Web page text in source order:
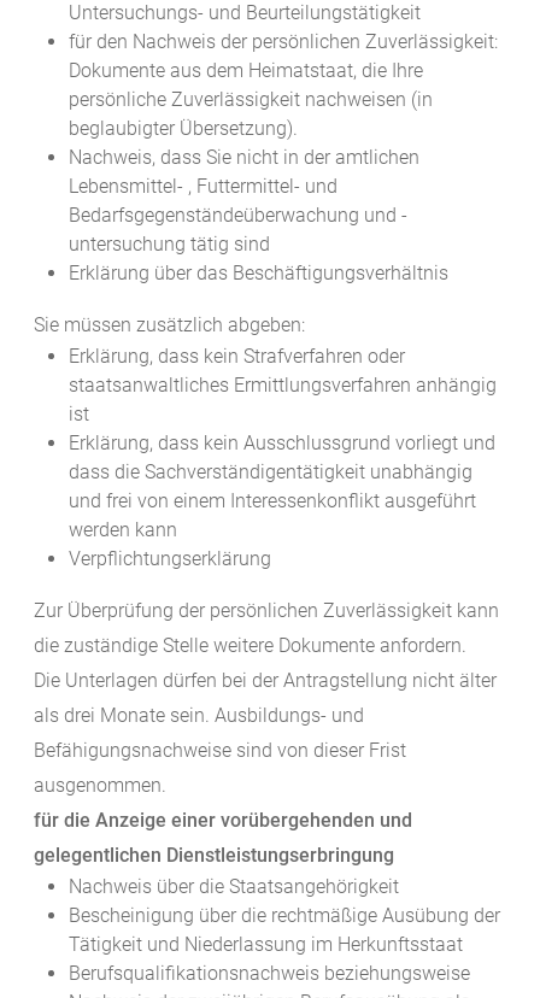
Untersuchungs- und Beurteilungstätigkeit
für den Nachweis der persönlichen Zuverlässigkeit:
Dokumente aus dem Heimatstaat, die Ihre
persönliche Zuverlässigkeit nachweisen (in
beglaubigter Übersetzung).
Nachweis, dass Sie nicht in der amtlichen
Lebensmittel- , Futtermittel- und
Bedarfsgegenständeüberwachung und -
untersuchung tätig sind
Erklärung über das Beschäftigungsverhältnis
Sie müssen zusätzlich abgeben:
Erklärung, dass kein Strafverfahren oder
staatsanwaltliches Ermittlungsverfahren anhängig
ist
Erklärung, dass kein Ausschlussgrund vorliegt und
dass die Sachverständigentätigkeit unabhängig
und frei von einem Interessenkonflikt ausgeführt
werden kann
Verpflichtungserklärung
Zur Überprüfung der persönlichen Zuverlässigkeit kann
die zuständige Stelle weitere Dokumente anfordern.
Die Unterlagen dürfen bei der Antragstellung nicht älter
als drei Monate sein. Ausbildungs- und
Befähigungsnachweise sind von dieser Frist
ausgenommen.
für die Anzeige einer vorübergehenden und
gelegentlichen Dienstleistungserbringung
Nachweis über die Staatsangehörigkeit
Bescheinigung über die rechtmäßige Ausübung der
Tätigkeit und Niederlassung im Herkunftsstaat
Berufsqualifikationsnachweis beziehungsweise